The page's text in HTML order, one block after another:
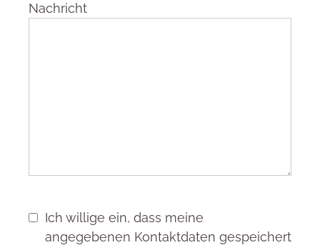
Nachricht
Ich willige ein, dass meine
angegebenen Kontaktdaten gespeichert